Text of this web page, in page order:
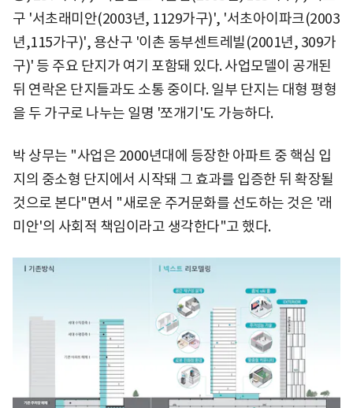
구 '서초래미안(2003년, 1129가구)', '서초아이파크(2003
년,115가구)', 용산구 '이촌 동부센트레빌(2001년, 309가
구)' 등 주요 단지가 여기 포함돼 있다. 사업모델이 공개된
뒤 연락온 단지들과도 소통 중이다. 일부 단지는 대형 평형
을 두 가구로 나누는 일명 '쪼개기'도 가능하다.
박 상무는 "사업은 2000년대에 등장한 아파트 중 핵심 입
지의 중소형 단지에서 시작돼 그 효과를 입증한 뒤 확장될
것으로 본다"면서 "새로운 주거문화를 선도하는 것은 '래
미안'의 사회적 책임이라고 생각한다"고 했다.